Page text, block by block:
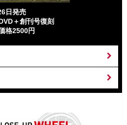
日発売
＋創刊号復刻
2500円